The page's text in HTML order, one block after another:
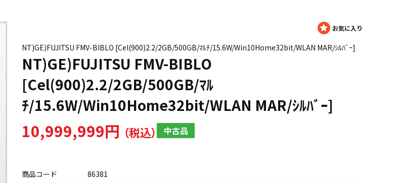
NT)GE)FUJITSU FMV-BIBLO [Cel(900)2.2/2GB/500GB/ﾏﾙﾁ/15.6W/Win10Home32bit/WLAN MAR/ｼﾙﾊﾞｰ]
NT)GE)FUJITSU FMV-BIBLO
[Cel(900)2.2/2GB/500GB/ﾏﾙ
ﾁ/15.6W/Win10Home32bit/WLAN MAR/ｼﾙﾊﾞｰ]
10,999,999円 中古品
商品コード
86381